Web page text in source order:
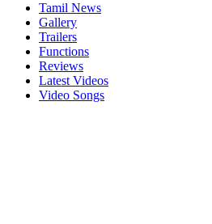
Tamil News
Gallery
Trailers
Functions
Reviews
Latest Videos
Video Songs